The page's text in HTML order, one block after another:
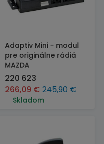
Adaptiv Mini - modul
pre originálne rádiá
MAZDA
220 623
266,09 € 245,90 €
Skladom